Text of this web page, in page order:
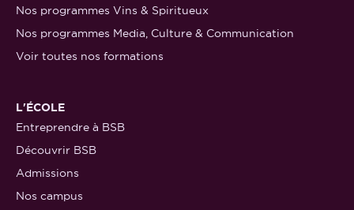
Nos programmes Vins & Spiritueux
Nos programmes Media, Culture & Communication
Voir toutes nos formations
L'ÉCOLE
Entreprendre à BSB
Découvrir BSB
Admissions
Nos campus